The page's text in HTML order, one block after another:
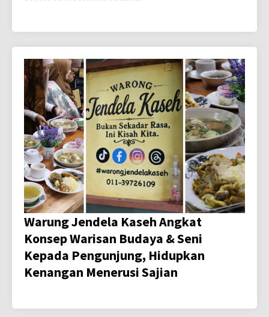
Warung Jendela Kaseh Angkat
Konsep Warisan Budaya & Seni
Kepada Pengunjung, Hidupkan
Kenangan Menerusi Sajian